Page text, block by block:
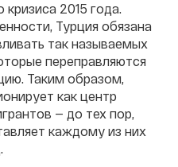
кризиса 2015 года.
Турция обязана
так называемых
переправляются
Таким образом,
как центр
— до тех пор,
каждому из них